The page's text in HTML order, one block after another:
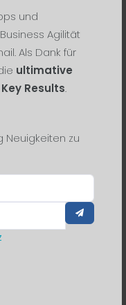
und
Agilität
Als Dank für
ultimative
Results.
zu
marketing
meetup
metro.digital
motivation
narrato
new work